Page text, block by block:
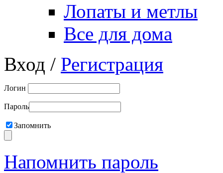
Лопаты и метлы
Все для дома
Вход / Регистрация
Логин
Пароль
Запомнить
Напомнить пароль